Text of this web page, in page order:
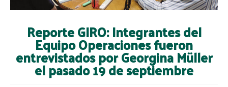
Reporte GIRO: Integrantes del
Equipo Operaciones fueron
entrevistados por Georgina Müller
el pasado 19 de septiembre